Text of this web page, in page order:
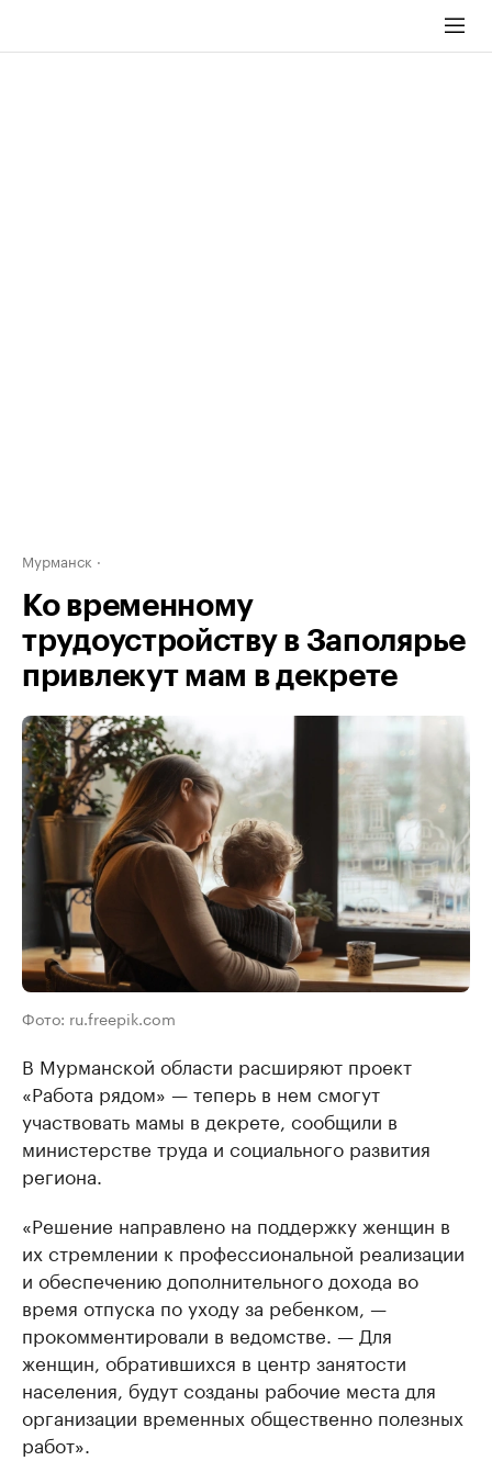
Мурманск
Ко временному
трудоустройству в Заполярье
привлекут мам в декрете
Фото: ru.freepik.com
В Мурманской области расширяют проект
«Работа рядом» — теперь в нем смогут
участвовать мамы в декрете, сообщили в
министерстве труда и социального развития
региона.
«Решение направлено на поддержку женщин в
их стремлении к профессиональной реализации
и обеспечению дополнительного дохода во
время отпуска по уходу за ребенком, —
прокомментировали в ведомстве. — Для
женщин, обратившихся в центр занятости
населения, будут созданы рабочие места для
организации временных общественно полезных
работ».